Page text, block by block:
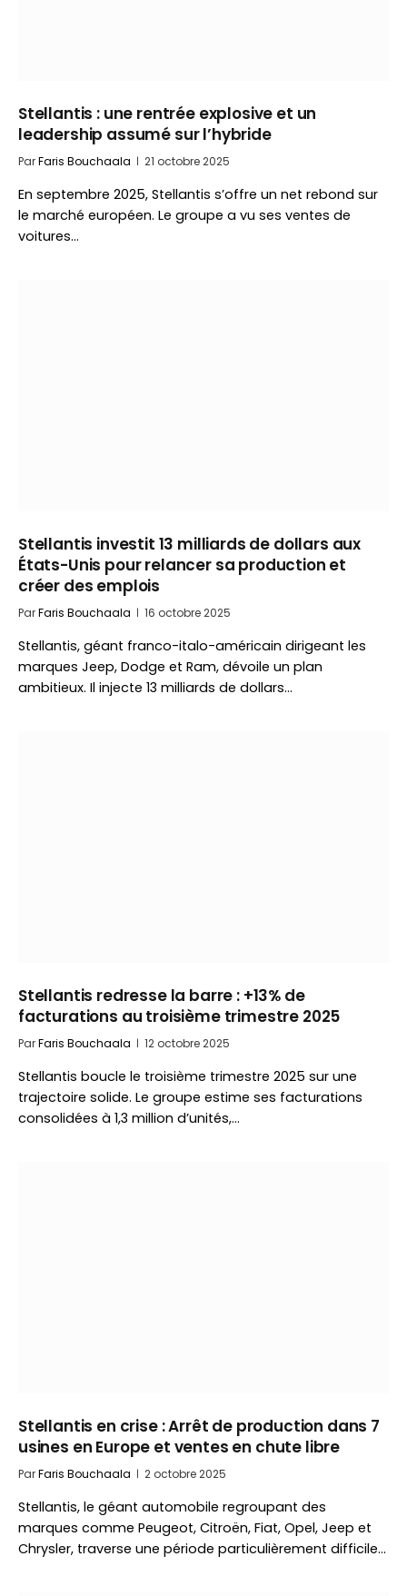
Stellantis : une rentrée explosive et un
leadership assumé sur l’hybride
ParFaris Bouchaala 21 octobre 2025
En septembre 2025, Stellantis s’offre un net rebond sur
le marché européen. Le groupe a vu ses ventes de
voitures…
Stellantis investit 13 milliards de dollars aux
États-Unis pour relancer sa production et
créer des emplois
ParFaris Bouchaala 16 octobre 2025
Stellantis, géant franco-italo-américain dirigeant les
marques Jeep, Dodge et Ram, dévoile un plan
ambitieux. Il injecte 13 milliards de dollars…
Stellantis redresse la barre : +13% de
facturations au troisième trimestre 2025
ParFaris Bouchaala 12 octobre 2025
Stellantis boucle le troisième trimestre 2025 sur une
trajectoire solide. Le groupe estime ses facturations
consolidées à 1,3 million d’unités,…
Stellantis en crise : Arrêt de production dans 7
usines en Europe et ventes en chute libre
ParFaris Bouchaala 2 octobre 2025
Stellantis, le géant automobile regroupant des
marques comme Peugeot, Citroën, Fiat, Opel, Jeep et
Chrysler, traverse une période particulièrement difficile…